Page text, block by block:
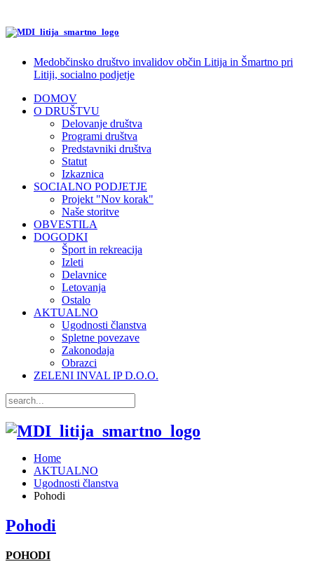
Medobčinsko društvo invalidov občin Litija in Šmartno pri
Litiji, socialno podjetje
DOMOV
O DRUŠTVU
Delovanje društva
Programi društva
Predstavniki društva
Statut
Izkaznica
SOCIALNO PODJETJE
Projekt "Nov korak"
Naše storitve
OBVESTILA
DOGODKI
Šport in rekreacija
Izleti
Delavnice
Letovanja
Ostalo
AKTUALNO
Ugodnosti članstva
Spletne povezave
Zakonodaja
Obrazci
ZELENI INVAL IP D.O.O.
Home
AKTUALNO
Ugodnosti članstva
Pohodi
Pohodi
POHODI